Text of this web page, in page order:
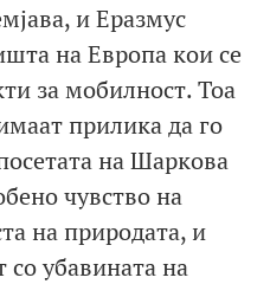
и Еразмус
на Европа кои се
за мобилност. Тоа
прилика да го
на Шаркова
чувство на
на природата, и
со убавината на